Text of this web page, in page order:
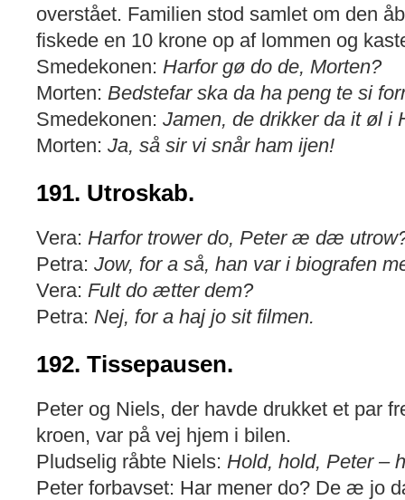
overstået. Familien stod samlet om den
fiskede en 10 krone op af lommen og
Smedekonen: Harfor gø do de, Morten?
Morten: Bedstefar ska da ha peng te si
Smedekonen: Jamen, de drikker da it øl i
Morten: Ja, så sir vi snår ham ijen!
191. Utroskab.
Vera: Harfor trower do, Peter æ dæ
Petra: Jow, for a så, han var i biografen
Vera: Fult do ætter dem?
Petra: Nej, for a haj jo sit filmen.
192. Tissepausen.
Peter og Niels, der havde drukket et par
kroen, var på vej hjem i bilen.
Pludselig råbte Niels: Hold, hold, Peter –
Peter forbavset: Har mener do? De æ jo